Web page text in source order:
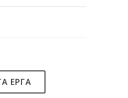
ΈΡΓΑ